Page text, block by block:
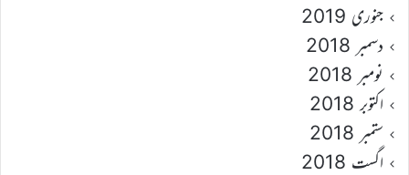
جنوری 2019
دسمبر 2018
نومبر 2018
اکتوبر 2018
ستمبر 2018
اگست 2018